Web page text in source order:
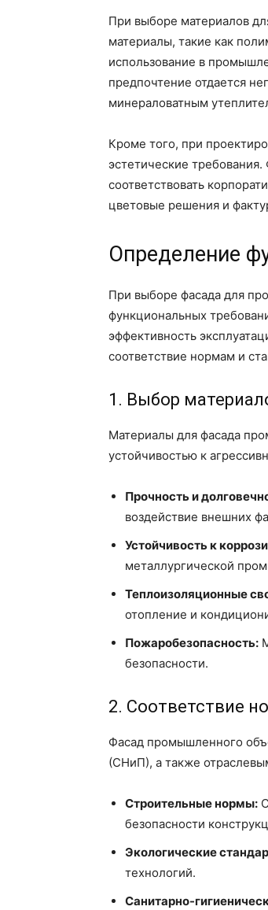
При выборе материалов
материалы, такие как
использование в
предпочтение отдается
минераловатным
Кроме того, при
эстетические
соответствовать
цветовые решения и
Определение
При выборе фасада для
функциональных
эффективность
соответствие нормам и
1. Выбор
Материалы для фасада
устойчивостью к
Прочность и
воздействие внешних
Устойчивость к
металлургической
Теплоизоляционные
отопление и
Пожаробезопасность:
безопасности.
2. Соответствие
Фасад промышленного
(СНиП), а также
Строительные нормы:
безопасности
Экологические
технологий.
Санитарно-